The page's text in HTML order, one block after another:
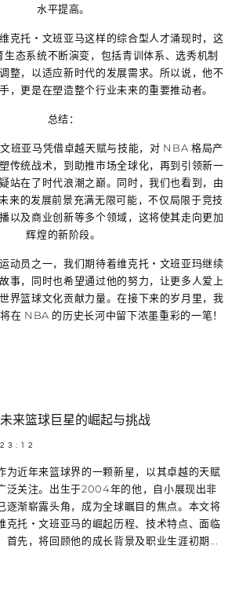
水平提高。
克托・文班亚马这样的综合型人才涌现时，这
生态系统不断演变，包括青训体系、选秀机制
整，以适应新时代的发展需求。所以说，他不
，更是在塑造整个行业未来的重要推动者。
总结：
班亚马凭借卓越天赋与技能，对 NBA 格局产
传统战术，到助推市场全球化，再到引领新一
站在了时代浪潮之巅。同时，我们也看到，由
来的发展前景充满无限可能，不仅局限于竞技
以及商业创新等多个领域，这将使其走向更加
辉煌的新阶段。
动员之一，我们期待着维克托・文班亚玛继续
事，同时也希望通过他的努力，让更多人爱上
界篮球文化贡献力量。在接下来的岁月里，我
在 NBA 的历史长河中留下浓墨重彩的一笔！
来篮球巨星的崛起与挑战
为近年来篮球界的一颗新星，以其卓越的天赋
泛关注。出生于2004年的他，自小展现出非
逐渐崭露头角，成为全球瞩目的焦点。本文将
克托・文班亚马的崛起历程、技术特点、面临
首先，将回顾他的成长背景及职业生涯初期...